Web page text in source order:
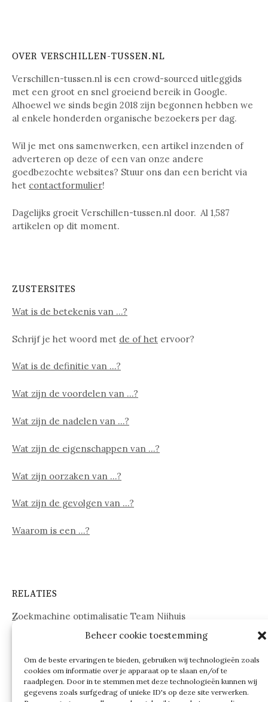
Beheer cookie toestemming
Om de beste ervaringen te bieden, gebruiken wij technologieën zoals
cookies om informatie over je apparaat op te slaan en/of te
raadplegen. Door in te stemmen met deze technologieën kunnen wij
gegevens zoals surfgedrag of unieke ID's op deze site verwerken.
OVER VERSCHILLEN-TUSSEN.NL
Verschillen-tussen.nl is een crowd-sourced uitleggids
met een groot en snel groeiend bereik in Google.
Alhoewel we sinds begin 2018 zijn begonnen hebben we
al enkele honderden organische bezoekers per dag.
Wil je met ons samenwerken, een artikel inzenden of
adverteren op deze of een van onze andere
goedbezochte websites? Stuur ons dan een bericht via
het contactformulier!
Dagelijks groeit Verschillen-tussen.nl door. Al 1,587
artikelen op dit moment.
ZUSTERSITES
Wat is de betekenis van …?
Schrijf je het woord met de of het ervoor?
Wat is de definitie van …?
Wat zijn de voordelen van …?
Wat zijn de nadelen van …?
Wat zijn de eigenschappen van …?
Wat zijn oorzaken van …?
Wat zijn de gevolgen van …?
Waarom is een …?
RELATIES
Zoekmachine optimalisatie Team Nijhuis